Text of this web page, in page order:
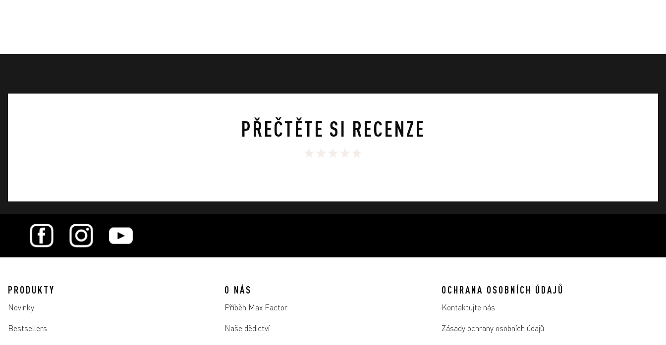
PŘEČTĚTE SI RECENZE
PRODUKTY
Novinky
Bestsellers
O NÁS
Příběh Max Factor
Naše dědictví
OCHRANA OSOBNÍCH ÚDAJŮ
Kontaktujte nás
Zásady ochrany osobních údajů